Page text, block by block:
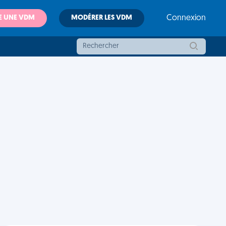
UNE VDM MODÉRER LES VDM Connexion